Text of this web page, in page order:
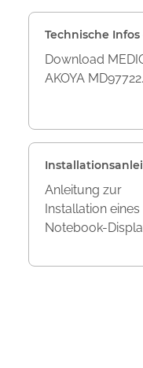
Technische
Download
AKOYA
Anleitung zur
Installation eines
Notebook-